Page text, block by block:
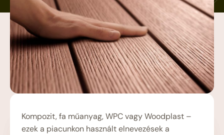
Kompozit, fa műanyag, WPC vagy Woodplast –
ezek a piacunkon használt elnevezések a